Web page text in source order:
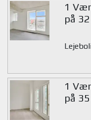
1
på
1
på